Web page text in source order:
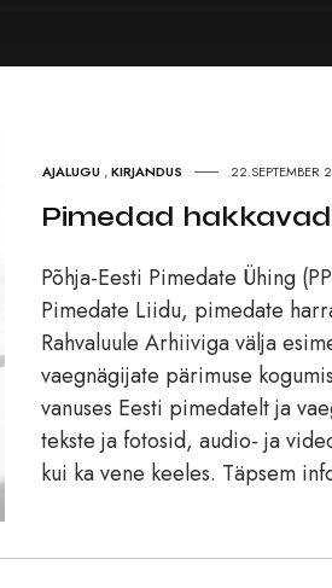
AJALUGU ,KIRJANDUS 22.SEPTEMBER
Pimedad
Põhja-Eesti Pimedate Ühing
Pimedate Liidu, pimedate
Rahvaluule Arhiiviga välja
vaegnägijate pärimuse
vanuses Eesti pimedatelt ja
tekste ja fotosid, audio- ja
kui ka vene keeles. Täpsem